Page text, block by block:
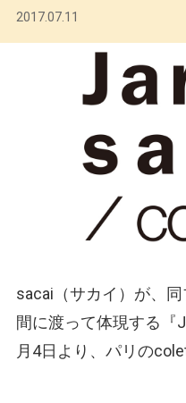
2017.07.11
sacai（サカイ）が、
間に渡って体現する『
月4日より、パリの